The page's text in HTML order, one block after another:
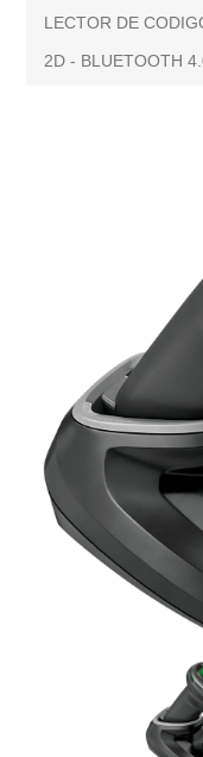
LECTOR DE
2D - BLUETOOTH